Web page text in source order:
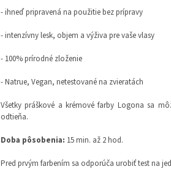
- ihneď pripravená na použitie bez prípravy
- intenzívny lesk, objem a výživa pre vaše vlasy
- 100% prírodné zloženie
- Natrue, Vegan, netestované na zvieratách
Všetky práškové a krémové farby Logona sa
odtieňa.
Doba pôsobenia: 15 min. až 2 hod.
Pred prvým farbením sa odporúča urobiť test na